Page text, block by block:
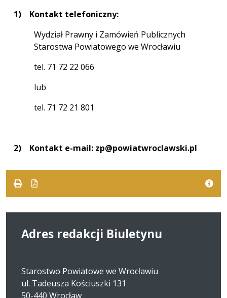
1)
Kontakt telefoniczny:
Wydział Prawny i Zamówień Publicznych
Starostwa Powiatowego we Wrocławiu
tel. 71 72 22 066
lub
tel. 71 72 21 801
2) Kontakt e-mail: zp@powiatwroclawski.pl
Adres redakcji Biuletynu
Starostwo Powiatowe we Wrocławiu
ul. Tadeusza Kościuszki 131
50-440 Wrocław